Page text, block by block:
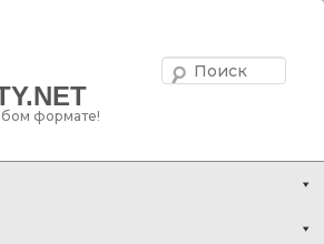
формате!